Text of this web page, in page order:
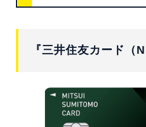
『三井住友カード（